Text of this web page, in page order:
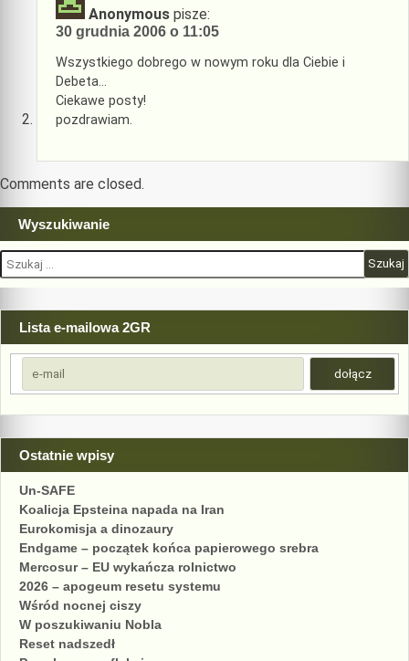
Anonymous pisze:
30 grudnia 2006 o 11:05
Wszystkiego dobrego w nowym roku dla Ciebie i
Debeta…
Ciekawe posty!
pozdrawiam.
Comments are closed.
Wyszukiwanie
Szukaj:
Lista e-mailowa 2GR
Ostatnie wpisy
Un-SAFE
Koalicja Epsteina napada na Iran
Eurokomisja a dinozaury
Endgame – początek końca papierowego srebra
Mercosur – EU wykańcza rolnictwo
2026 – apogeum resetu systemu
Wśród nocnej ciszy
W poszukiwaniu Nobla
Reset nadszedł